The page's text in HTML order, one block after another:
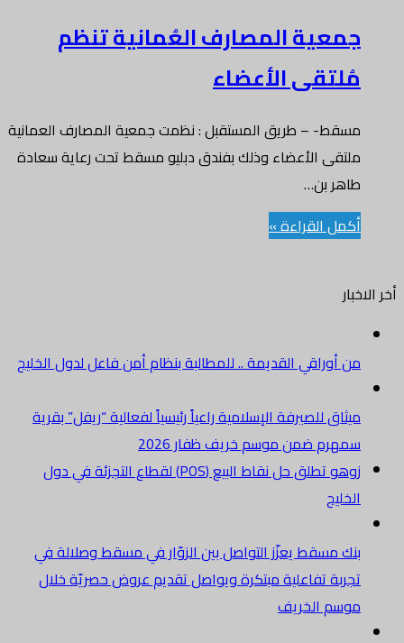
جمعية المصارف العُمانية تنظم
مُلتقى الأعضاء
مسقط- – طريق المستقبل : نظمت جمعية المصارف العمانية
ملتقى الأعضاء وذلك بفندق دبليو مسقط تحت رعاية سعادة
طاهر بن…
أكمل القراءة »
أخر الاخبار
من أوراقي القديمة .. للمطالبة بنظام أمن فاعل لدول الخليج
ميثاق للصيرفة الإسلامية راعياً رئيسياً لفعالية “ريفل” بقرية
سمهرم ضمن موسم خريف ظفار 2026
زوهو تطلق حل نقاط البيع (POS) لقطاع التجزئة في دول
الخليج
بنك مسقط يعزّز التواصل بين الزوّار في مسقط وصلالة في
تجربة تفاعلية مبتكرة ويواصل تقديم عروض حصريّة خلال
موسم الخريف